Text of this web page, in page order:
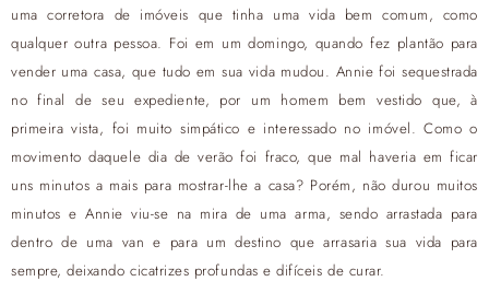
uma corretora de imóveis que tinha uma vida bem comum, como
qualquer outra pessoa. Foi em um domingo, quando fez plantão para
vender uma casa, que tudo em sua vida mudou. Annie foi sequestrada
no final de seu expediente, por um homem bem vestido que, à
primeira vista, foi muito simpático e interessado no imóvel. Como o
movimento daquele dia de verão foi fraco, que mal haveria em ficar
uns minutos a mais para mostrar-lhe a casa? Porém, não durou muitos
minutos e Annie viu-se na mira de uma arma, sendo arrastada para
dentro de uma van e para um destino que arrasaria sua vida para
sempre, deixando cicatrizes profundas e difíceis de curar.